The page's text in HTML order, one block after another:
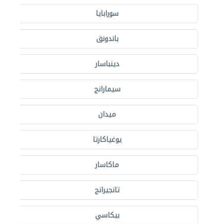
سورابايا
باندونق
دينباسار
سيمارانج
ميدان
يوغياكارتا
ماكاسار
تانجيرانج
بيكاسي